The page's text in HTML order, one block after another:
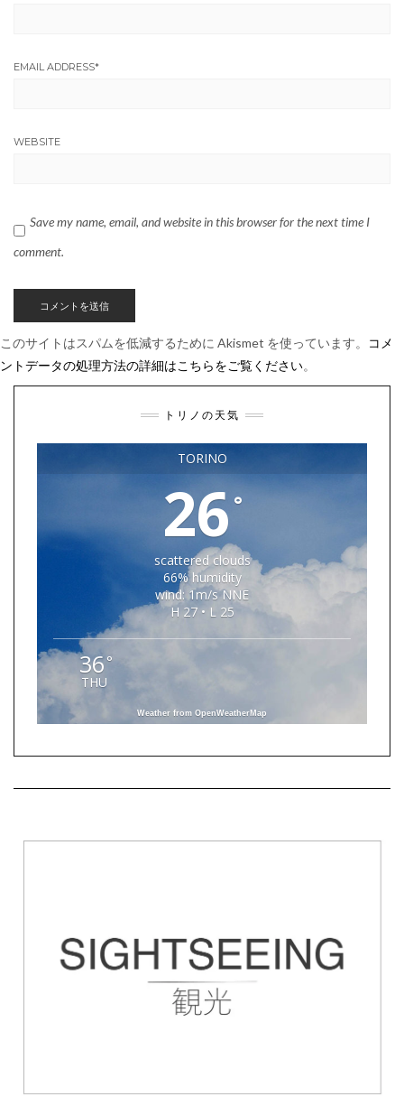
EMAIL ADDRESS*
WEBSITE
Save my name, email, and website in this browser for the next time I
comment.
このサイトはスパムを低減するために Akismet を使っています。
コメ
ントデータの処理方法の詳細はこちらをご覧ください。
トリノの天気
TORINO
26 °
scattered clouds
66% humidity
wind: 1m/s NNE
H 27 • L 25
36 °
THU
Weather from OpenWeatherMap